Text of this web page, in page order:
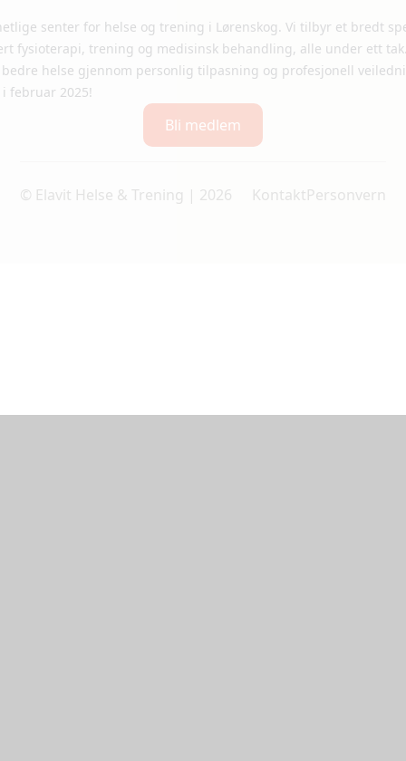
senter for helse og trening i Lørenskog. Vi tilbyr et bredt
fysioterapi, trening og medisinsk behandling, alle under ett
helse gjennom personlig tilpasning og profesjonell
februar 2025!
Bli medlem
© Elavit Helse & Trening | 2026 KontaktPersonvern